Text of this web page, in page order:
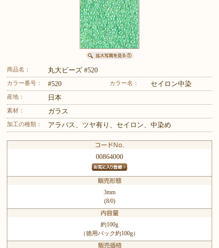
商品名： 丸大ビーズ #520
カラー番号： #520 カラー名： セイロン中染
産地： 日本
素材： ガラス
加工の種類： アラバス、ツヤ有り、セイロン、中染め
00864000
3mm
(8/0)
約100g
（徳用パック約100g）